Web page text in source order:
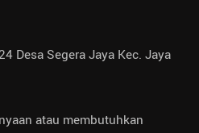
Desa Segera Jaya Kec. Jaya
atau membutuhkan